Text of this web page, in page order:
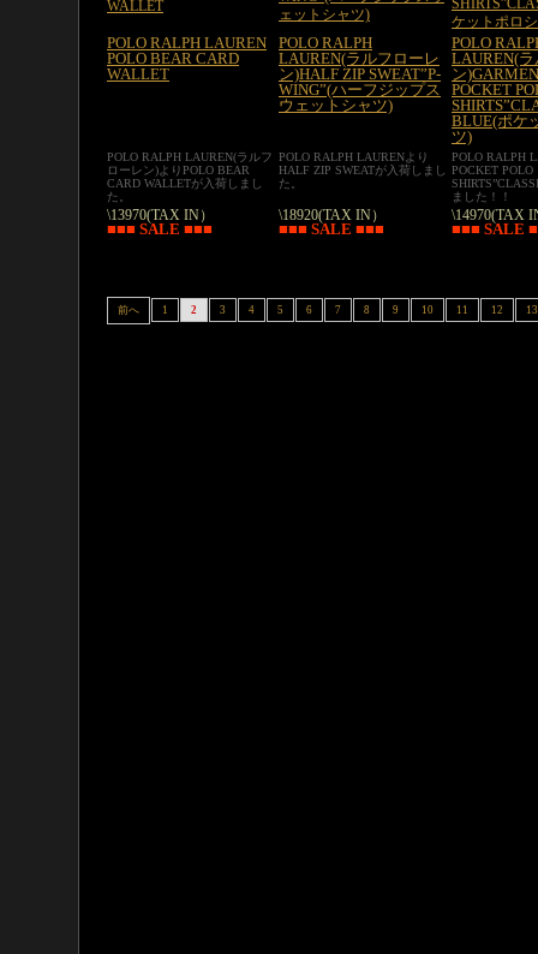
POLO RALPH LAUREN
POLO BEAR CARD
WALLET
POLO RALPH
LAUREN(ラルフローレ
ン)HALF ZIP SWEAT”P-
WING”(ハーフジップス
ウェットシャツ)
POLO
LAUREN(
ン
POCKET
BLUE(ポケ
ツ)
POLO RALPH LAUREN(ラルフ
ローレン)よりPOLO BEAR
CARD WALLETが入荷しまし
た。
POLO RALPH LAURENより
HALF ZIP SWEATが入荷しまし
た。
POLO RALPH
POCKET POLO
ました！！
\13970(TAX IN）
■■■ SALE ■■■
\18920(TAX IN）
■■■ SALE ■■■
\14970(TAX
■■■ SALE
前へ 1 2 3 4 5 6 7 8 9 10 11 12 13